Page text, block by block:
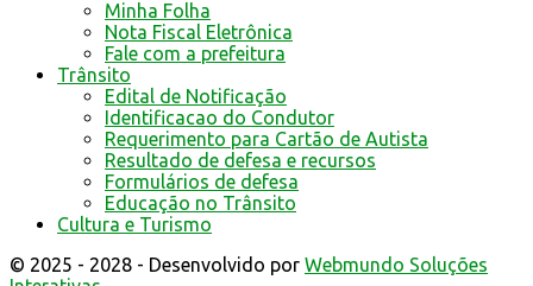
Minha Folha
Nota Fiscal Eletrônica
Fale com a prefeitura
Trânsito
Edital de Notificação
Identificacao do Condutor
Requerimento para Cartão de Autista
Resultado de defesa e recursos
Formulários de defesa
Educação no Trânsito
Cultura e Turismo
© 2025 - 2028 - Desenvolvido por Webmundo Soluções